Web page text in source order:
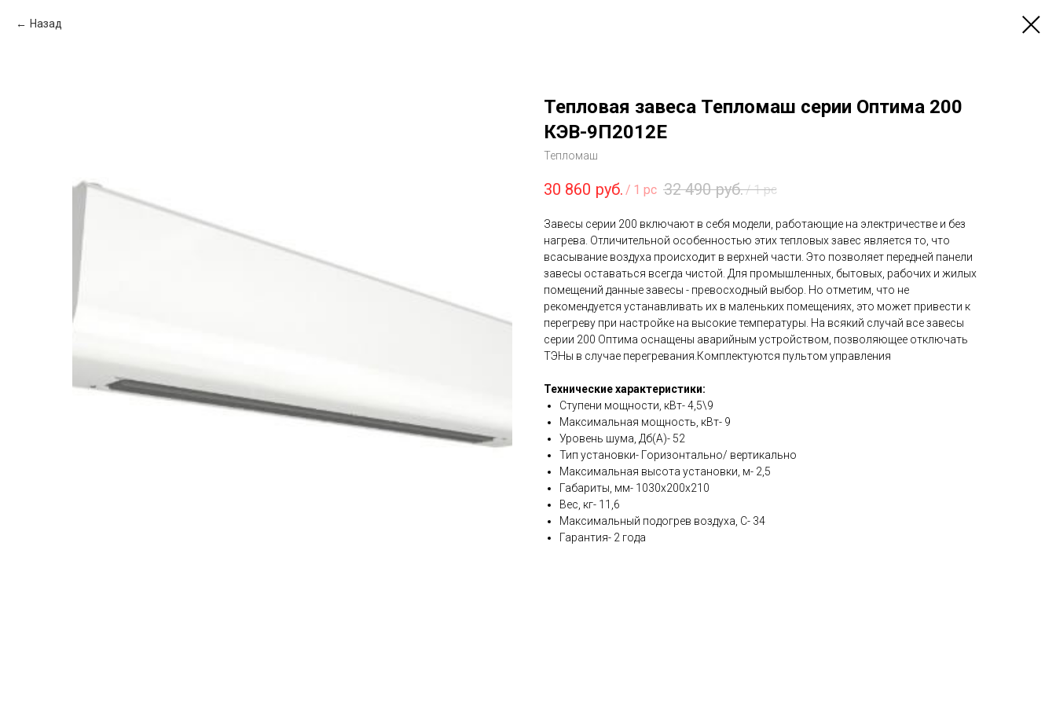
Назад
Тепловая завеса Тепломаш серии Оптима 200
КЭВ-9П2012Е
Тепломаш
30 860 руб. / 1 pc 32 490 руб./1 pc
Завесы серии 200 включают в себя модели, работающие на электричестве и без
нагрева. Отличительной особенностью этих тепловых завес является то, что
всасывание воздуха происходит в верхней части. Это позволяет передней панели
завесы оставаться всегда чистой. Для промышленных, бытовых, рабочих и жилых
помещений данные завесы - превосходный выбор. Но отметим, что не
рекомендуется устанавливать их в маленьких помещениях, это может привести к
перегреву при настройке на высокие температуры. На всякий случай все завесы
серии 200 Оптима оснащены аварийным устройством, позволяющее отключать
ТЭНы в случае перегревания.Комплектуются пультом управления
Технические характеристики:
Ступени мощности, кВт- 4,5\9
Максимальная мощность, кВт- 9
Уровень шума, Дб(А)- 52
Тип установки- Горизонтально/ вертикально
Максимальная высота установки, м- 2,5
Габариты, мм- 1030x200x210
Вес, кг- 11,6
Максимальный подогрев воздуха, C- 34
Гарантия- 2 года